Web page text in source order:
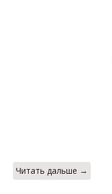
Читать дальше →